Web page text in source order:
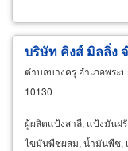
บริษัท คิงส์ มิลลิ่ง
ตำบลบางครุ อำเภอพระ
10130
ผู้ผลิตแป้งสาลี, แป้งมันฝ
ไขมันพืชผสม, น้ำมันพืช, เ